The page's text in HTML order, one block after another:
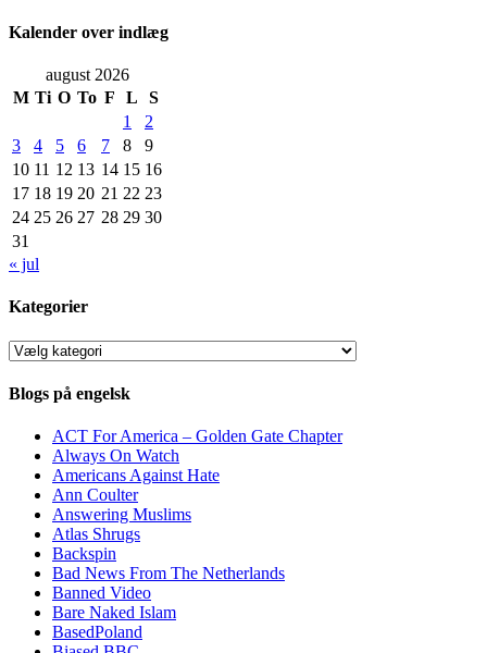
Kalender over indlæg
august 2026
M Ti O To F L
S
1
2
3
4 5 6 7 8
9
10 11 12 13 14 15 16
17 18 19 20 21 22 23
24 25 26 27 28 29 30
31
« jul
Kategorier
Kategorier
Blogs på engelsk
ACT For America – Golden Gate Chapter
Always On Watch
Americans Against Hate
Ann Coulter
Answering Muslims
Atlas Shrugs
Backspin
Bad News From The Netherlands
Banned Video
Bare Naked Islam
BasedPoland